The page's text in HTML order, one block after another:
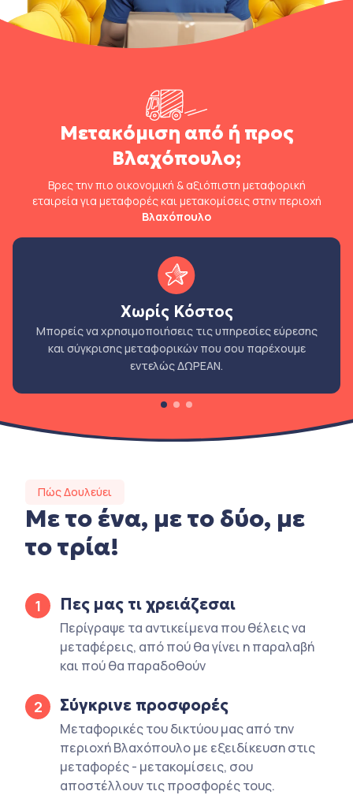
Μετακόμιση από ή προς
Βλαχόπουλο;
Βρες την πιο οικονομική & αξιόπιστη μεταφορική
εταιρεία για μεταφορές και μετακομίσεις στην περιοχή
Βλαχόπουλο
Χωρίς Κόστος
Μπορείς να χρησιμοποιήσεις τις υπηρεσίες εύρεσης
και σύγκρισης μεταφορικών που σου παρέχουμε
εντελώς ΔΩΡΕΑΝ.
Πώς Δουλεύει
Με το ένα, με το δύο, με
το τρία!
1 Πες μας τι χρειάζεσαι
Περίγραψε τα αντικείμενα που θέλεις να
μεταφέρεις, από πού θα γίνει η παραλαβή
και πού θα παραδοθούν
2 Σύγκρινε προσφορές
Μεταφορικές του δικτύου μας από την
περιοχή Βλαχόπουλο με εξειδίκευση στις
μεταφορές - μετακομίσεις, σου
αποστέλλουν τις προσφορές τους.